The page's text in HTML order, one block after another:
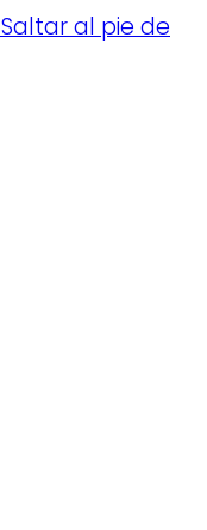
Saltar al pie de